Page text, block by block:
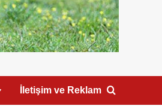
İletişim ve Reklam